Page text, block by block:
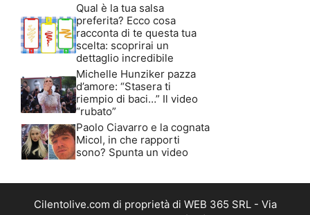
Qual è la tua salsa
preferita? Ecco cosa
racconta di te questa tua
scelta: scoprirai un
dettaglio incredibile
Michelle Hunziker pazza
d’amore: “Stasera ti
riempio di baci…” Il video
“rubato”
Paolo Ciavarro e la cognata
Micol, in che rapporti
sono? Spunta un video
Cilentolive.com di proprietà di WEB 365 SRL - Via